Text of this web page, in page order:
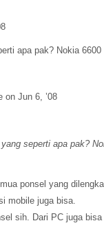
apa pak? Nokia
on Jun 6, ’08
seperti apa pak?
ponsel yang
mobile juga bisa.
sih. Dari PC juga